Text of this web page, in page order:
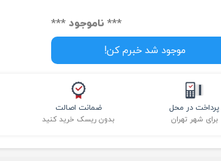
*** ناموجود ***
موجود شد خبرم کن!
ضمانت اصالت
بدون ریسک خرید کنید
پرداخت در محل
برای شهر تهران